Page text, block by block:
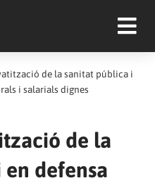
de la sanitat pública i
i salarials dignes
de la
defensa